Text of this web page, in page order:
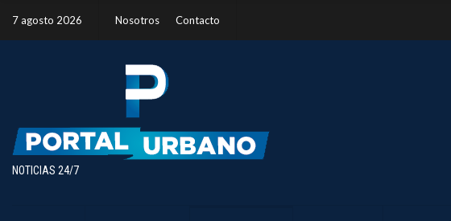
7 agosto 2026 Nosotros Contacto
NOTICIAS 24/7